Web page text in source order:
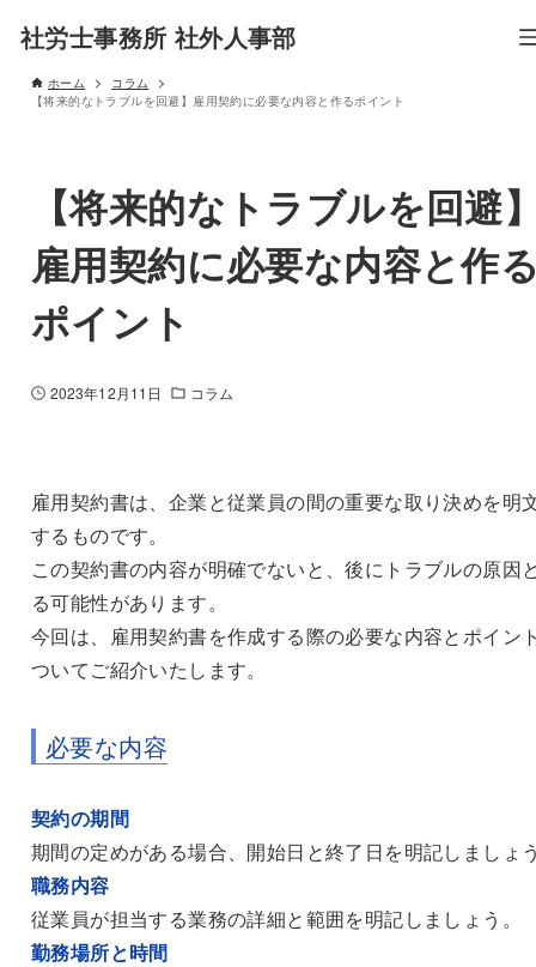
社労士事務所 社外人事部
ホーム
コラム
【将来的なトラブルを回避】雇用契約に必要な内容と作るポイント
【将来的なトラブルを回避
雇用契約に必要な内容と作
ポイント
2023年12月11日 コラム
雇用契約書は、企業と従業員の間の重要な取り決めを明
するものです。
この契約書の内容が明確でないと、後にトラブルの原因
る可能性があります。
今回は、雇用契約書を作成する際の必要な内容とポイン
ついてご紹介いたします。
必要な内容
契約の期間
期間の定めがある場合、開始日と終了日を明記しましょ
職務内容
従業員が担当する業務の詳細と範囲を明記しましょう。
勤務場所と時間